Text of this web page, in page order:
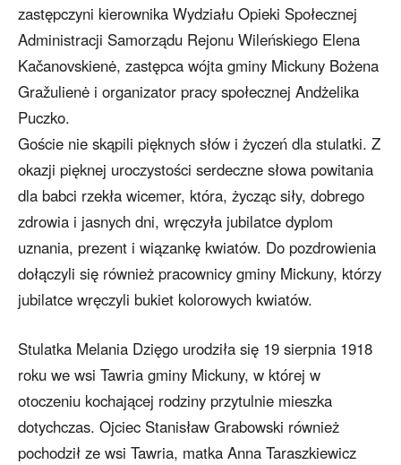
zastępczyni kierownika Wydziału Opieki Społecznej
Administracji Samorządu Rejonu Wileńskiego Elena
Kačanovskienė, zastępca wójta gminy Mickuny Bożena
Gražulienė i organizator pracy społecznej Andżelika
Puczko.
Goście nie skąpili pięknych słów i życzeń dla stulatki. Z
okazji pięknej uroczystości serdeczne słowa powitania
dla babci rzekła wicemer, która, życząc siły, dobrego
zdrowia i jasnych dni, wręczyła jubilatce dyplom
uznania, prezent i wiązankę kwiatów. Do pozdrowienia
dołączyli się również pracownicy gminy Mickuny, którzy
jubilatce wręczyli bukiet kolorowych kwiatów.
Stulatka Melania Dzięgo urodziła się 19 sierpnia 1918
roku we wsi Tawria gminy Mickuny, w której w
otoczeniu kochającej rodziny przytulnie mieszka
dotychczas. Ojciec Stanisław Grabowski również
pochodził ze wsi Tawria, matka Anna Taraszkiewicz